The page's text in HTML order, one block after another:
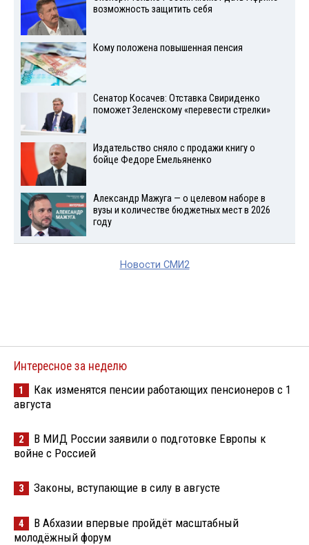
возможность защитить себя
Кому положена повышенная пенсия
Сенатор Косачев: Отставка Свириденко
поможет Зеленскому «перевести стрелки»
Издательство сняло с продажи книгу о
бойце Федоре Емельяненко
Александр Мажуга — о целевом наборе в
вузы и количестве бюджетных мест в 2026
году
Новости СМИ2
Интересное за неделю
1
Как изменятся пенсии работающих пенсионеров с 1
августа
2
В МИД России заявили о подготовке Европы к
войне с Россией
3 Законы, вступающие в силу в августе
4
В Абхазии впервые пройдёт масштабный
молодёжный форум